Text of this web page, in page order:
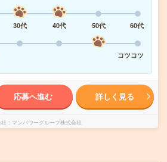
30代 40代 50代
60代
コツコツ
応募へ進む 詳しく見る
マンパワーグループ株式会社